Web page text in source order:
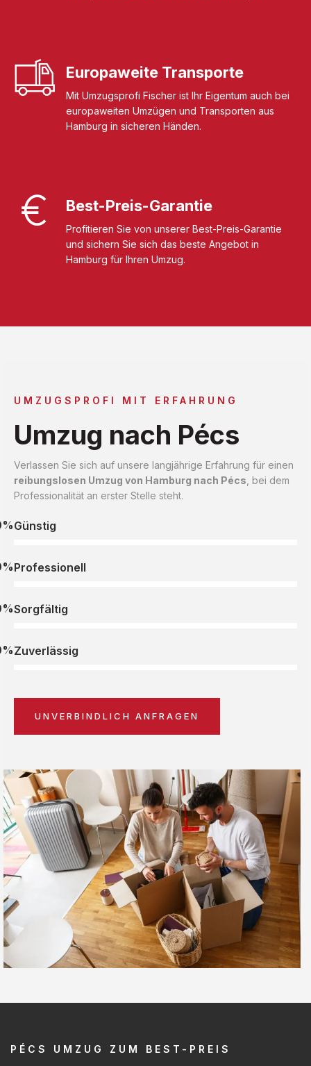
Europaweite Transporte
Mit Umzugsprofi Fischer ist Ihr Eigentum auch bei
europaweiten Umzügen und Transporten aus
Hamburg in sicheren Händen.
Best-Preis-Garantie
Profitieren Sie von unserer Best-Preis-Garantie
und sichern Sie sich das beste Angebot in
Hamburg für Ihren Umzug.
UMZUGSPROFI MIT ERFAHRUNG
Umzug nach Pécs
Verlassen Sie sich auf unsere langjährige Erfahrung für einen
reibungslosen Umzug von Hamburg nach Pécs , bei dem
Professionalität an erster Stelle steht.
Günstig
Professionell
Sorgfältig
Zuverlässig
UNVERBINDLICH ANFRAGEN
PÉCS UMZUG ZUM BEST-PREIS